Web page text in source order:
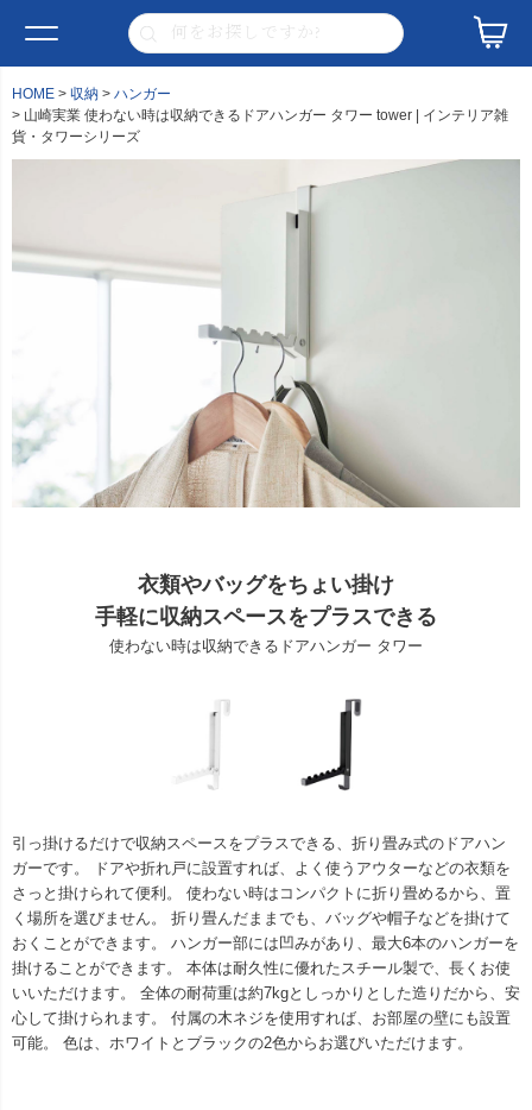
HOME 収納
ハンガー
山崎実業 使わない時は収納できるドアハンガー タワー tower | インテリア雑
貨・タワーシリーズ
衣類やバッグをちょい掛け
手軽に収納スペースをプラスできる
使わない時は収納できるドアハンガー タワー
引っ掛けるだけで収納スペースをプラスできる、折り畳み式のドアハン
ガーです。 ドアや折れ戸に設置すれば、よく使うアウターなどの衣類を
さっと掛けられて便利。 使わない時はコンパクトに折り畳めるから、置
く場所を選びません。 折り畳んだままでも、バッグや帽子などを掛けて
おくことができます。 ハンガー部には凹みがあり、最大6本のハンガーを
掛けることができます。 本体は耐久性に優れたスチール製で、長くお使
いいただけます。 全体の耐荷重は約7kgとしっかりとした造りだから、安
心して掛けられます。 付属の木ネジを使用すれば、お部屋の壁にも設置
可能。 色は、ホワイトとブラックの2色からお選びいただけます。